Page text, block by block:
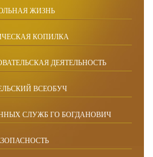
ЖИЗНЬ
КОПИЛКА
ДЕЯТЕЛЬНОСТЬ
ВСЕОБУЧ
СЛУЖБ ГО БОГДАНОВИЧ